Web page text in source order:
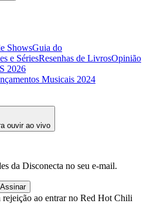
ShowsGuia do
e SériesResenhas de LivrosOpinião
2026
Musicais 2024
ouvir ao vivo
da Disconecta no seu e-mail.
Assinar
ao entrar no Red Hot Chili